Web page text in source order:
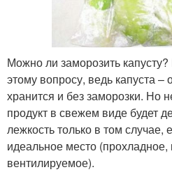
Можно ли заморозить
этому вопросу, ведь капуста
хранится и без заморозки. Но
продукт в свежем виде будет
лежкость только в том случае,
идеальное место
вентилируемое).